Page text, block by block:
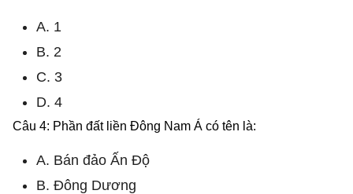
A. 1
B. 2
C. 3
D. 4
Câu 4: Phần đất liền Đông Nam Á có tên là:
A. Bán đảo Ấn Độ
B. Đông Dương